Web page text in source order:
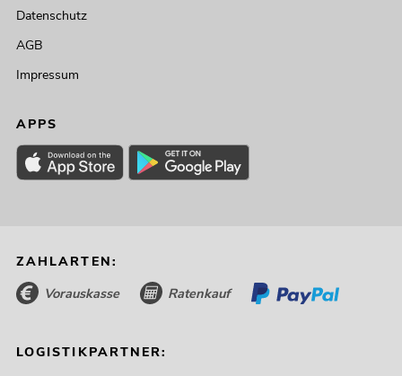
Datenschutz
AGB
Impressum
APPS
ZAHLARTEN:
Vorauskasse Ratenkauf
LOGISTIKPARTNER: